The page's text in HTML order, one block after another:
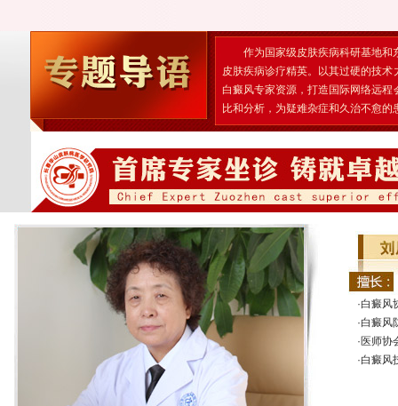
作为国家级皮肤疾病科研基地
皮肤疾病诊疗精英。以其过硬的技
白癜风专家资源，打造国际网络远
比和分析，为疑难杂症和久治不愈
·白癜风
·白癜风
·医师协
·白癜风